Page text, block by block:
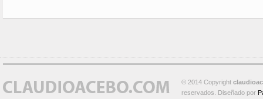
© 2014 Copyright
reservados. Diseñado por